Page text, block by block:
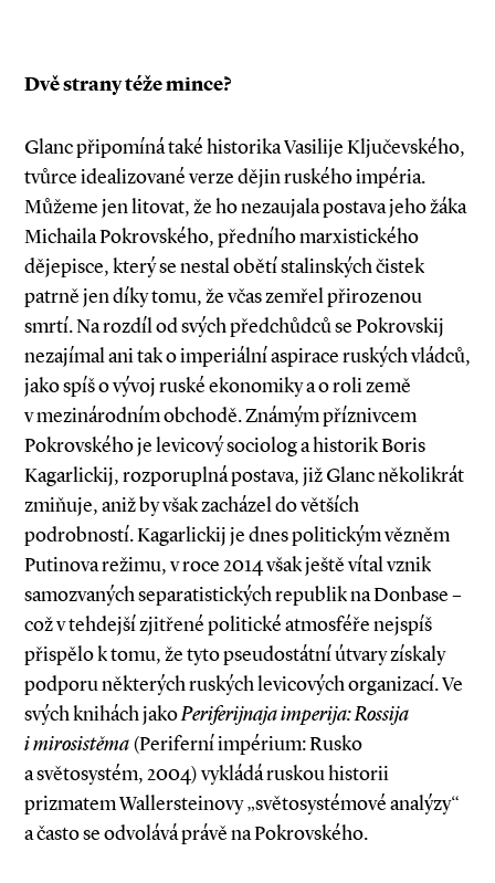
Dvě strany téže mince?
Glanc připomíná také historika ­Vasilije Klju­čevského,
tvůrce idealizované verze dějin ruského impéria.
Můžeme jen litovat, že ho nezaujala postava jeho žáka
Michaila Pokrovského, předního marxistického
dějepisce, který se nestal obětí stalinských čistek
patrně jen díky tomu, že včas zemřel přirozenou
smrtí. Na rozdíl od svých předchůdců se Pokrovskij
nezajímal ani tak o imperiální aspirace ruských vládců,
jako spíš o vývoj ruské ekonomiky a o roli země
v mezinárodním obchodě. Známým příznivcem
Pokrovského je levicový sociolog a historik Boris
Kagarlickij, rozporuplná postava, již Glanc několikrát
zmiňuje, aniž by však zacházel do větších
podrobností. Kagarlickij je dnes politickým vězněm
Putinova režimu, v roce 2014 však ještě vítal vznik
samozvaných separatistických republik na Donbase –
což v tehdejší zjitřené politické atmosféře nejspíš
přispělo k tomu, že tyto pseudostátní útvary získaly
podporu některých ruských levicových organizací. Ve
svých knihách jakoPeriferijnaja imperija: Rossija
i mirosistěma(Periferní impérium: Rusko
a světosystém, 2004) vykládá ruskou historii
prizmatem Wallersteinovy „světosystémové analýzy“
a často se odvolává právě na Pokrovského.